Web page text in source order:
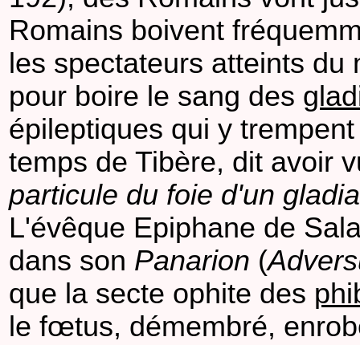
Romains boivent
les spectateurs atteints
pour boire le sang des
épileptiques qui y
temps de Tibère, dit avoir
particule du foie d'un
L'évêque Epiphane de
dans son Panarion (
que la secte ophite des
le fœtus, démembré,